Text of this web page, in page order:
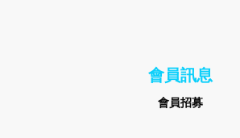
會員訊息
會員招募